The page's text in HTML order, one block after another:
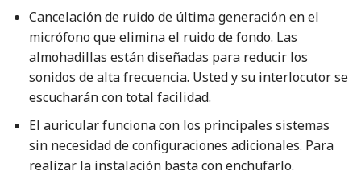
Cancelación de ruido de última generación en el
micrófono que elimina el ruido de fondo. Las
almohadillas están diseñadas para reducir los
sonidos de alta frecuencia. Usted y su interlocutor se
escucharán con total facilidad.
El auricular funciona con los principales sistemas
sin necesidad de configuraciones adicionales. Para
realizar la instalación basta con enchufarlo.